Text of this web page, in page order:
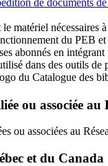
matériel nécessaires
du PEB
abonnés en
dans des outils de
du Catalogue des
ou associée
ou associées au
et du Canada